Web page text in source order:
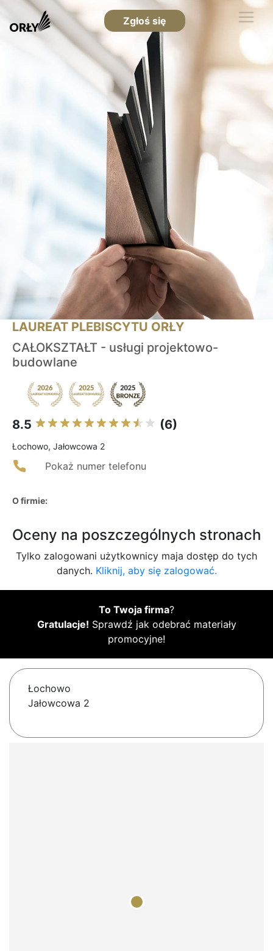
Zgłoś się
LAUREAT PLEBISCYTU ORŁY
CAŁOKSZTAŁT - usługi projektowo-
budowlane
8.5 (6)
Łochowo, Jałowcowa 2
Pokaż numer telefonu
O firmie:
Oceny na poszczególnych stronach
Tylko zalogowani użytkownicy maja dostęp do tych
danych. Kliknij, aby się zalogować.
To Twoja firma?
Gratulacje! Sprawdź jak odebrać materiały
promocyjne!
Łochowo
Jałowcowa 2